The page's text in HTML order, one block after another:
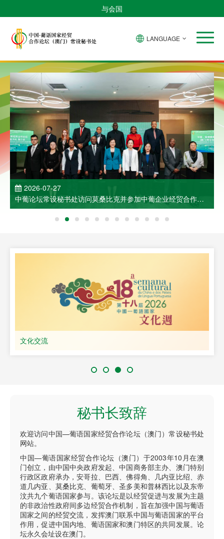
与会国
LANGUAGE
2026-07-27
中葡论坛常设秘书处访问莫桑比克并参加中葡企业经贸合作洽
谈会
文化交流
秘书长致辞
欢迎访问中国—葡语国家经贸合作论坛（澳门）常设秘书处
网站。
中国—葡语国家经贸合作论坛（澳门）于2003年10月在澳
门创立，由中国中央政府发起、中国商务部主办、澳门特别
行政区政府承办，安哥拉、巴西、佛得角、几内亚比绍、赤
道几内亚、莫桑比克、葡萄牙、圣多美和普林西比以及东帝
汶共九个葡语国家参与。该论坛是以经贸促进与发展为主题
的非政治性政府间多边经贸合作机制，旨在加强中国与葡语
国家之间的经贸交流，发挥澳门联系中国与葡语国家的平台
作用，促进中国内地、葡语国家和澳门特区的共同发展。论
坛永久会址设在澳门。